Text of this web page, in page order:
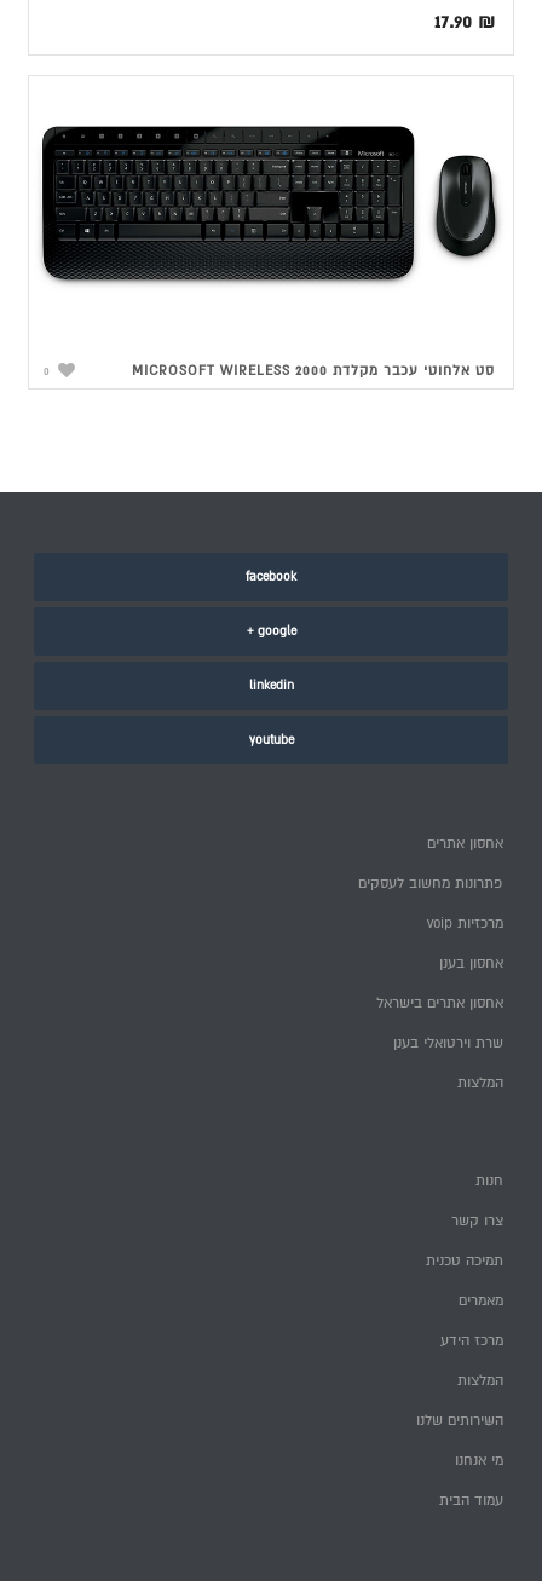
17.90 ₪
0 סט אלחוטי עכבר מקלדת MICROSOFT WIRELESS 2000
facebook
google +
linkedin
youtube
אחסון אתרים
פתרונות מחשוב לעסקים
מרכזיות voip
אחסון בענן
אחסון אתרים בישראל
שרת וירטואלי בענן
המלצות
חנות
צרו קשר
תמיכה טכנית
מאמרים
מרכז הידע
המלצות
השירותים שלנו
מי אנחנו
עמוד הבית